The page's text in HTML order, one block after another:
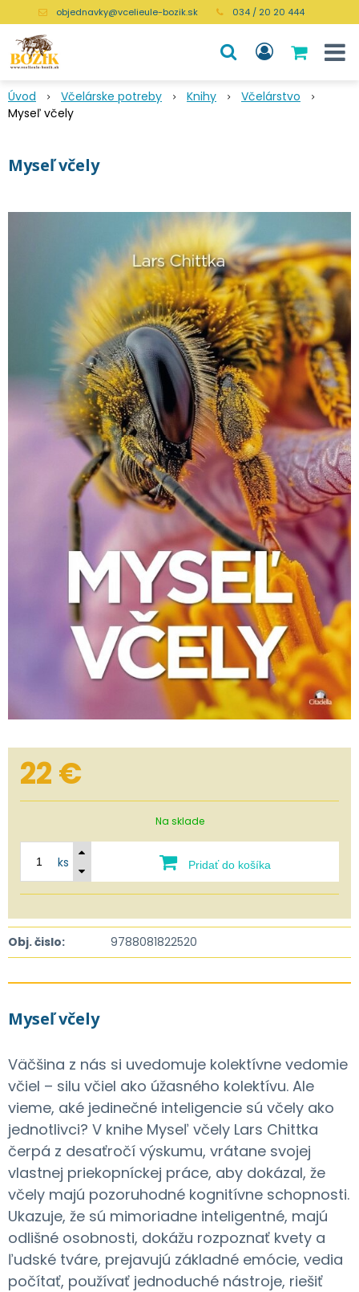
objednavky@vcelieule-bozik.sk 034 / 20 20 444
Úvod Včelárske potreby Knihy
Včelárstvo
Myseľ včely
Myseľ včely
22€
Na sklade
ks Pridať do košíka
Obj. čislo: 9788081822520
Myseľ včely
Väčšina z nás si uvedomuje kolektívne vedomie
včiel – silu včiel ako úžasného kolektívu. Ale
vieme, aké jedinečné inteligencie sú včely ako
jednotlivci? V knihe Myseľ včely Lars Chittka
čerpá z desaťročí výskumu, vrátane svojej
vlastnej priekopníckej práce, aby dokázal, že
včely majú pozoruhodné kognitívne schopnosti.
Ukazuje, že sú mimoriadne inteligentné, majú
odlišné osobnosti, dokážu rozpoznať kvety a
ľudské tváre, prejavujú základné emócie, vedia
počítať, používať jednoduché nástroje, riešiť